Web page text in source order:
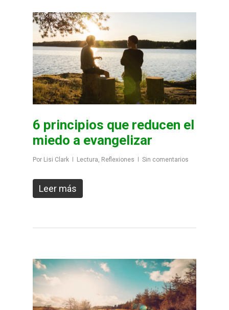
6 principios que reducen el
miedo a evangelizar
Por Lisi Clark Lectura, Reflexiones Sin comentarios
Leer más